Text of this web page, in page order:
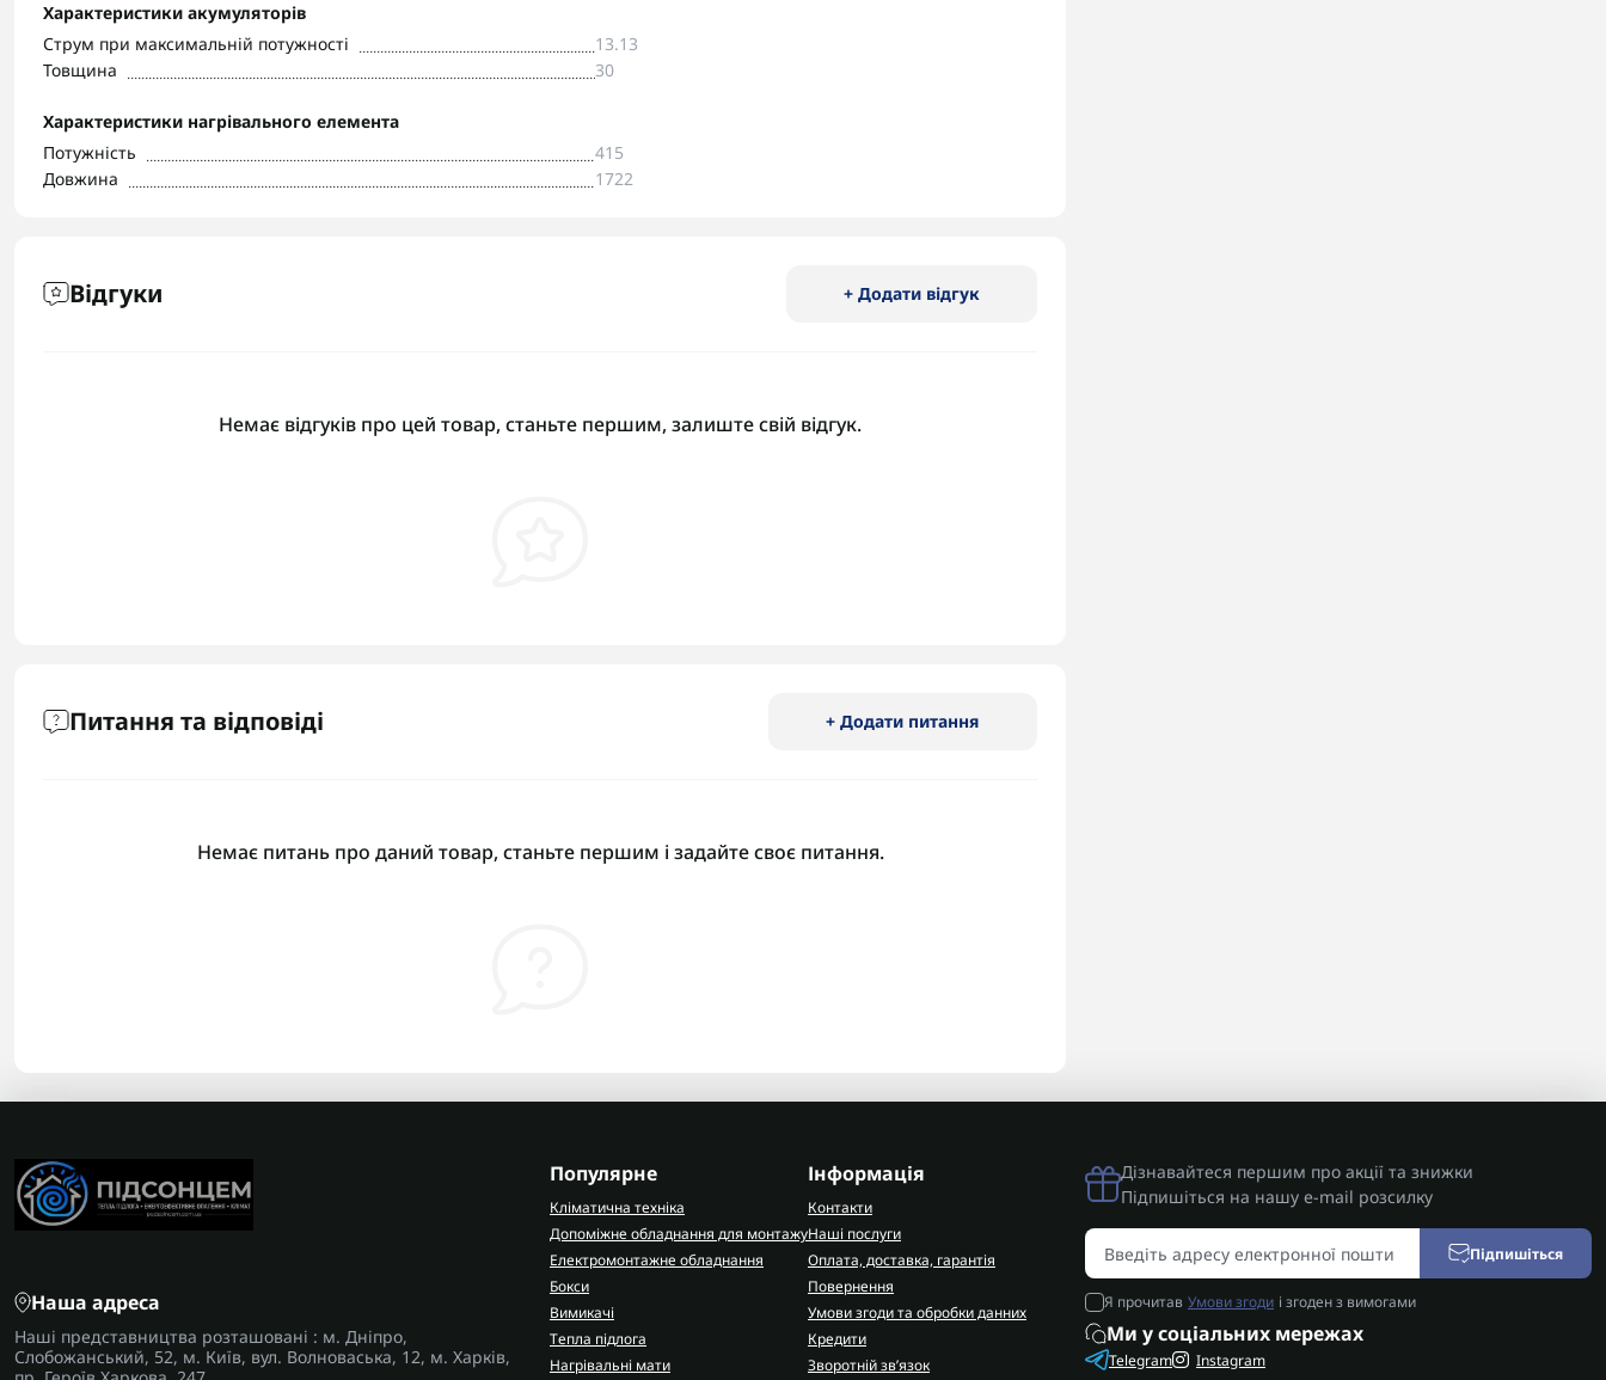
Характеристики акумуляторів
Струм при максимальній потужності
13.13
Товщина
30
Характеристики нагрівального елемента
Потужність
415
Довжина
1722
Відгуки + Додати відгук
Немає відгуків про цей товар, станьте першим, залиште свій відгук.
Питання та відповіді + Додати питання
Немає питань про даний товар, станьте першим і задайте своє питання.
Наша адреса
Наші представництва розташовані : м. Дніпро,
Слобожанський, 52, м. Київ, вул. Волноваська, 12, м. Харків,
Популярне
Кліматична техніка
Допоміжне обладнання для монтажу
Електромонтажне обладнання
Бокси
Вимикачі
Тепла підлога
Нагрівальні мати
Інформація
Контакти
Наші послуги
Оплата, доставка, гарантія
Повернення
Умови згоди та обробки данних
Кредити
Зворотній зв’язок
Ми у соціальних мережах
Telegram Instagram
Дізнавайтеся першим про акції та знижки
Підпишіться на нашу e-mail розсилку
Підпишіться
Я прочитав Умови згоди і згоден з вимогами